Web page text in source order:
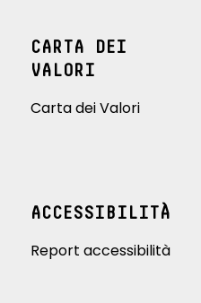
CARTA DEI
VALORI
Carta dei Valori
ACCESSIBILITÀ
Report accessibilità